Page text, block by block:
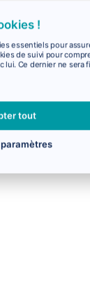
!
essentiels pour
de suivi pour
lui. Ce dernier ne sera
tout